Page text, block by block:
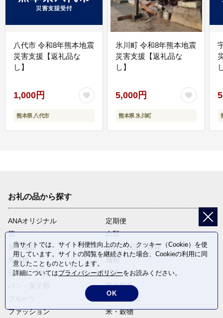
八代市 令和8年熊本地震
災害支援【返礼品な
し】
1,000円
熊本県 八代市
氷川町 令和8年熊本地震
災害支援【返礼品な
し】
5,000円
熊本県 氷川町
お礼の品から探す
ANAオリジナル
定期便
酒
肉類
加工食品
旅行・宿泊・体験
魚介類
麺類
日用品・雑貨
野菜
電化製品
卵・乳製品
ファッション
米・穀物
当サイトでは、サイト利便性向上のため、クッキー（Cookie）を使
用しています。サイトの閲覧を継続された場合、Cookieの利用に同
意したことものといたします。
詳細についてはプライバシーポリシーをお読みください。
OK